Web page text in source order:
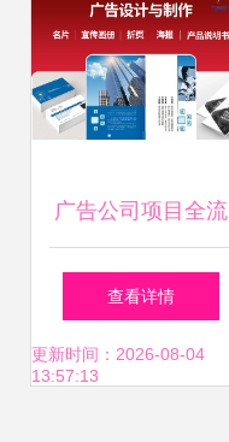
广告公司项目全流
程解析 从图片设计
到成品制作的高效
查看详情
更新时间：2026-08-04
13:57:13